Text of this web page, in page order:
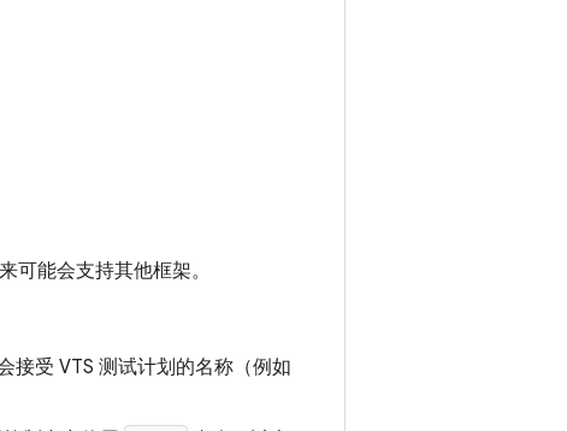
可能会支持其他框架。
接受 VTS 测试计划的名称（例如